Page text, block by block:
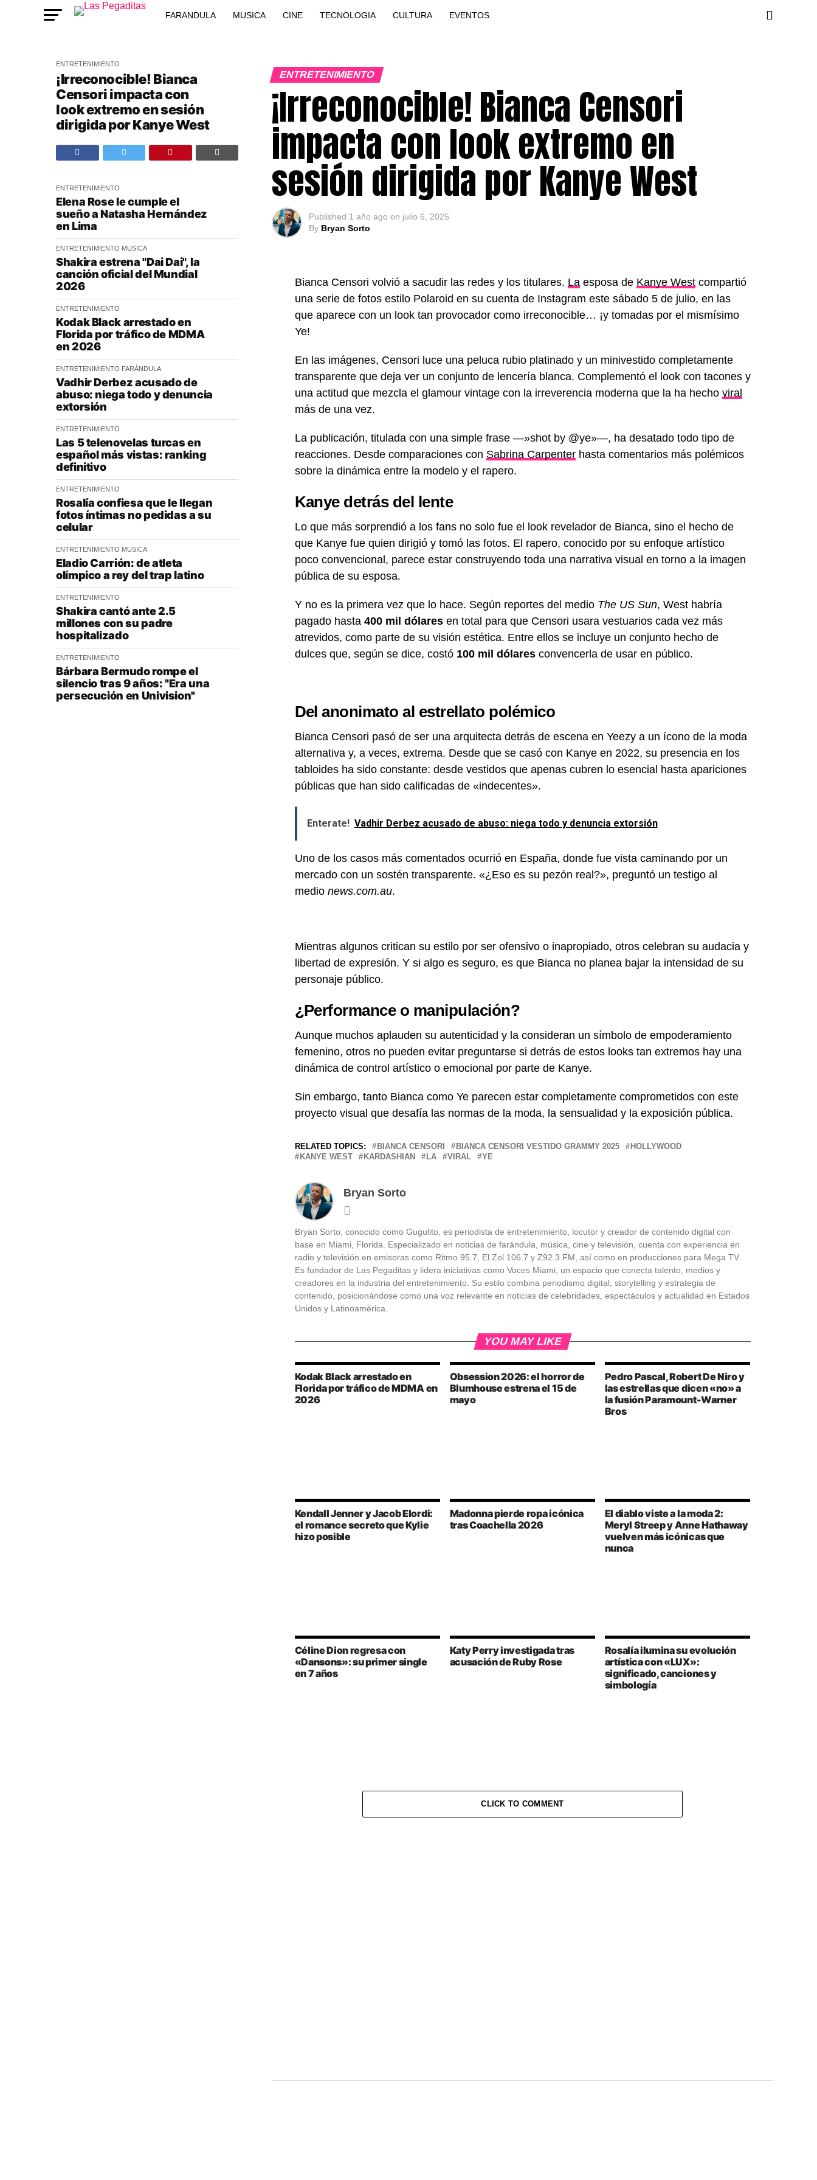
FARANDULA MUSICA CINE TECNOLOGIA CULTURA EVENTOS
ENTRETENIMIENTO
¡Irreconocible! Bianca
Censori impacta con
look extremo en sesión
dirigida por Kanye West
ENTRETENIMIENTO
Elena Rose le cumple el
sueño a Natasha Hernández
en Lima
ENTRETENIMIENTO MUSICA
Shakira estrena "Dai Dai", la
canción oficial del Mundial
2026
ENTRETENIMIENTO
Kodak Black arrestado en
Florida por tráfico de MDMA
en 2026
ENTRETENIMIENTO FARÁNDULA
Vadhir Derbez acusado de
abuso: niega todo y denuncia
extorsión
ENTRETENIMIENTO
Las 5 telenovelas turcas en
español más vistas: ranking
definitivo
ENTRETENIMIENTO
Rosalía confiesa que le llegan
fotos íntimas no pedidas a su
celular
ENTRETENIMIENTO MUSICA
Eladio Carrión: de atleta
olímpico a rey del trap latino
ENTRETENIMIENTO
Shakira cantó ante 2.5
millones con su padre
hospitalizado
ENTRETENIMIENTO
Bárbara Bermudo rompe el
silencio tras 9 años: "Era una
persecución en Univision"
ENTRETENIMIENTO
¡Irreconocible! Bianca Censori
impacta con look extremo en
sesión dirigida por Kanye West
Published 1 año ago on julio 6, 2025
By Bryan Sorto
Bianca Censori volvió a sacudir las redes y los titulares. Laesposa de Kanye Westcompartió
una serie de fotos estilo Polaroid en su cuenta de Instagram este sábado 5 de julio, en las
que aparece con un look tan provocador como irreconocible… ¡y tomadas por el mismísimo
Ye!
En las imágenes, Censori luce una peluca rubio platinado y un minivestido completamente
transparente que deja ver un conjunto de lencería blanca. Complementó el look con tacones y
una actitud que mezcla el glamour vintage con la irreverencia moderna que la ha hecho viral
más de una vez.
La publicación, titulada con una simple frase —»shot by @ye»—, ha desatado todo tipo de
reacciones. Desde comparaciones con Sabrina Carpenterhasta comentarios más polémicos
sobre la dinámica entre la modelo y el rapero.
Kanye detrás del lente
Lo que más sorprendió a los fans no solo fue el look revelador de Bianca, sino el hecho de
que Kanye fue quien dirigió y tomó las fotos. El rapero, conocido por su enfoque artístico
poco convencional, parece estar construyendo toda una narrativa visual en torno a la imagen
pública de su esposa.
Y no es la primera vez que lo hace. Según reportes del medio The US Sun, West habría
pagado hasta 400 mil dólaresen total para que Censori usara vestuarios cada vez más
atrevidos, como parte de su visión estética. Entre ellos se incluye un conjunto hecho de
dulces que, según se dice, costó 100 mil dólaresconvencerla de usar en público.
Del anonimato al estrellato polémico
Bianca Censori pasó de ser una arquitecta detrás de escena en Yeezy a un ícono de la moda
alternativa y, a veces, extrema. Desde que se casó con Kanye en 2022, su presencia en los
tabloides ha sido constante: desde vestidos que apenas cubren lo esencial hasta apariciones
públicas que han sido calificadas de «indecentes».
Enterate! Vadhir Derbez acusado de abuso: niega todo y denuncia extorsión
Uno de los casos más comentados ocurrió en España, donde fue vista caminando por un
mercado con un sostén transparente. «¿Eso es su pezón real?», preguntó un testigo al
medio news.com.au.
Mientras algunos critican su estilo por ser ofensivo o inapropiado, otros celebran su audacia y
libertad de expresión. Y si algo es seguro, es que Bianca no planea bajar la intensidad de su
personaje público.
¿Performance o manipulación?
Aunque muchos aplauden su autenticidad y la consideran un símbolo de empoderamiento
femenino, otros no pueden evitar preguntarse si detrás de estos looks tan extremos hay una
dinámica de control artístico o emocional por parte de Kanye.
Sin embargo, tanto Bianca como Ye parecen estar completamente comprometidos con este
proyecto visual que desafía las normas de la moda, la sensualidad y la exposición pública.
RELATED TOPICS: BIANCA CENSORI BIANCA CENSORI VESTIDO GRAMMY 2025
HOLLYWOOD
KANYE WEST
KARDASHIAN LA VIRAL YE
Bryan Sorto
Bryan Sorto, conocido como Gugulito, es periodista de entretenimiento, locutor y creador de contenido digital con
base en Miami, Florida. Especializado en noticias de farándula, música, cine y televisión, cuenta con experiencia en
radio y televisión en emisoras como Ritmo 95.7, El Zol 106.7 y Z92.3 FM, así como en producciones para Mega TV.
Es fundador de Las Pegaditas y lidera iniciativas como Voces Miami, un espacio que conecta talento, medios y
creadores en la industria del entretenimiento. Su estilo combina periodismo digital, storytelling y estrategia de
contenido, posicionándose como una voz relevante en noticias de celebridades, espectáculos y actualidad en Estados
Unidos y Latinoamérica.
YOU MAY LIKE
Kodak Black arrestado en
Florida por tráfico de MDMA en
2026
Obsession 2026: el horror de
Blumhouse estrena el 15 de
mayo
Pedro Pascal, Robert De Niro y
las estrellas que dicen «no» a
la fusión Paramount-Warner
Bros
Kendall Jenner y Jacob Elordi:
el romance secreto que Kylie
hizo posible
Madonna pierde ropa icónica
tras Coachella 2026
El diablo viste a la moda 2:
Meryl Streep y Anne Hathaway
vuelven más icónicas que
nunca
Céline Dion regresa con
«Dansons»: su primer single
en 7 años
Katy Perry investigada tras
acusación de Ruby Rose
Rosalía ilumina su evolución
artística con «LUX»:
significado, canciones y
simbología
CLICK TO COMMENT